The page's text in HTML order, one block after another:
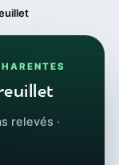
relevés ·